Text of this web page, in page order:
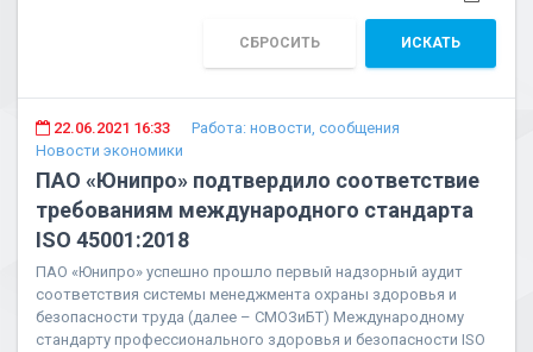
СБРОСИТЬ ИСКАТЬ
22.06.2021 16:33
Работа: новости, сообщения
Новости экономики
ПАО «Юнипро» подтвердило соответствие
требованиям международного стандарта
ISO 45001:2018
ПАО «Юнипро» успешно прошло первый надзорный аудит
соответствия системы менеджмента охраны здоровья и
безопасности труда (далее – СМОЗиБТ) Международному
стандарту профессионального здоровья и безопасности ISO